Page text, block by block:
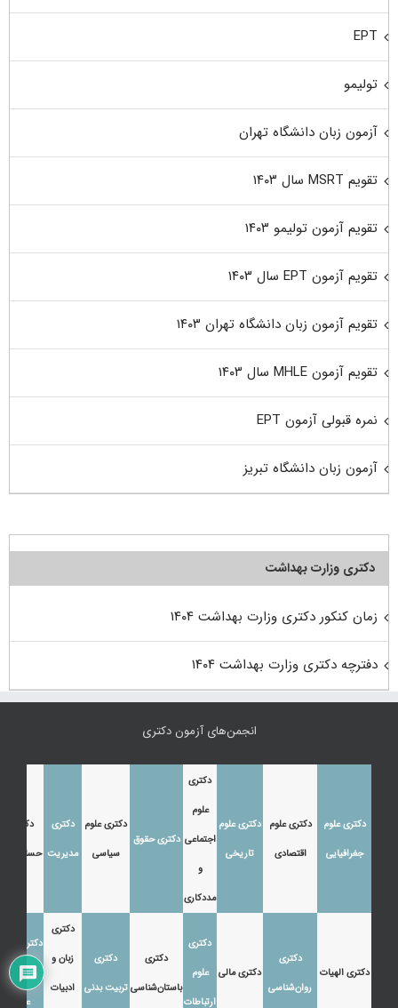
EPT
تولیمو
آزمون زبان دانشگاه تهران
تقویم MSRT سال ۱۴۰۳
تقویم آزمون تولیمو ۱۴۰۳
تقویم آزمون EPT سال ۱۴۰۳
تقویم آزمون زبان دانشگاه تهران ۱۴۰۳
تقویم آزمون MHLE سال ۱۴۰۳
نمره قبولی آزمون EPT
آزمون زبان دانشگاه تبریز
دکتری وزارت بهداشت
زمان کنکور دکتری وزارت بهداشت ۱۴۰۴
دفترچه دکتری وزارت بهداشت ۱۴۰۴
انجمن‌های آزمون دکتری
دکتری علوم
جغرافیایی
دکتری علوم
اقتصادی
دکتری علوم
تاریخی
دکتری
علوم
اجتماعی
و
مددکاری
دکتری حقوق
دکتری علوم
سیاسی
دکتری
مدیریت
دکتری
حسابداری
دکتری الهیات
دکتری
روان‌شناسی
دکتری مالی
دکتری
علوم
ارتباطات
دکتری
باستان‌شناسی
دکتری
تربیت بدنی
دکتری
زبان و
ادبیات
دکتری زبان
و ادبیات
عرب